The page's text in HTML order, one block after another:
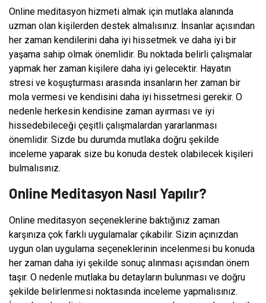
Online meditasyon hizmeti almak için mutlaka alanında
uzman olan kişilerden destek almalısınız. İnsanlar açısından
her zaman kendilerini daha iyi hissetmek ve daha iyi bir
yaşama sahip olmak önemlidir. Bu noktada belirli çalışmalar
yapmak her zaman kişilere daha iyi gelecektir. Hayatın
stresi ve koşuşturması arasında insanların her zaman bir
mola vermesi ve kendisini daha iyi hissetmesi gerekir. O
nedenle herkesin kendisine zaman ayırması ve iyi
hissedebileceği çeşitli çalışmalardan yararlanması
önemlidir. Sizde bu durumda mutlaka doğru şekilde
inceleme yaparak size bu konuda destek olabilecek kişileri
bulmalısınız.
Online Meditasyon Nasıl Yapılır?
Online meditasyon seçeneklerine baktığınız zaman
karşınıza çok farklı uygulamalar çıkabilir. Sizin açınızdan
uygun olan uygulama seçeneklerinin incelenmesi bu konuda
her zaman daha iyi şekilde sonuç alınması açısından önem
taşır. O nedenle mutlaka bu detayların bulunması ve doğru
şekilde belirlenmesi noktasında inceleme yapmalısınız.